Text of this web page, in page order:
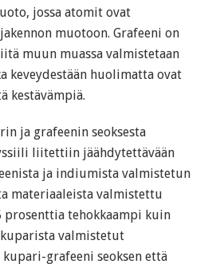
jossa atomit ovat
muotoon. Grafeeni on
muun muassa valmistetaan
keveydestään huolimatta ovat
kestävämpiä.
ja grafeenin seoksesta
liitettiin jäähdytettävään
ja indiumista valmistetun
materiaaleista valmistettu
tehokkaampi kuin
valmistetut
grafeeni seoksen että